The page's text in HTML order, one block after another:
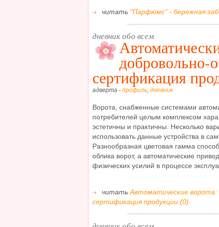
читать "Парфюмс" - бережная
дневник обо всем
добровольно-
сертификация
адверта - профиль, дневник
Ворота, снабженные системами
потребителей целым комплексом
эстетичны и практичны. Несколько
использовать данные устройства в
Разнообразная цветовая гамма
облика ворот, а автоматические
физических усилий в процессе
читать Автоматические ворота:
сертификация продукции (0)